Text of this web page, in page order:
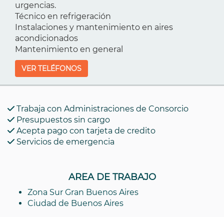
urgencias.
Técnico en refrigeración
Instalaciones y mantenimiento en aires
acondicionados
Mantenimiento en general
VER TELÉFONOS
Trabaja con Administraciones de Consorcio
Presupuestos sin cargo
Acepta pago con tarjeta de credito
Servicios de emergencia
AREA DE TRABAJO
Zona Sur Gran Buenos Aires
Ciudad de Buenos Aires